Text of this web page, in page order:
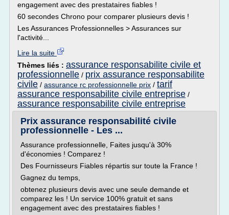
engagement avec des prestataires fiables !
60 secondes Chrono pour comparer plusieurs devis !
Les Assurances Professionnelles > Assurances sur
l'activité...
Lire la suite
Thèmes liés : assurance responsabilite civile et
professionnelle / prix assurance responsabilite
civile / assurance rc professionnelle prix / tarif
assurance responsabilite civile entreprise /
assurance responsabilite civile entreprise
Prix assurance responsabilité civile
professionnelle - Les ...
Assurance professionnelle, Faites jusqu'à 30%
d'économies ! Comparez !
Des Fournisseurs Fiables répartis sur toute la France !
Gagnez du temps,
obtenez plusieurs devis avec une seule demande et
comparez les ! Un service 100% gratuit et sans
engagement avec des prestataires fiables !